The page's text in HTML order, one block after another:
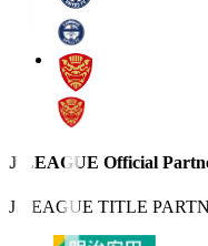
J.LEAGUE Official
J.LEAGUE TITLE